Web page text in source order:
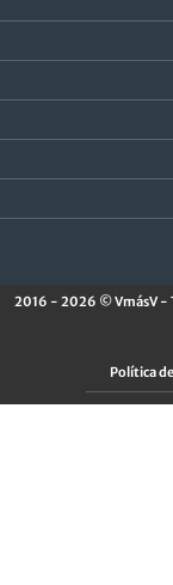
2016 - 2026 © VmásV -
Política